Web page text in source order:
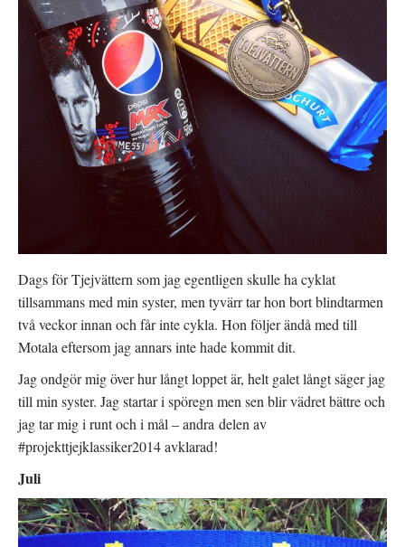
Dags för Tjejvättern som jag egentligen skulle ha cyklat
tillsammans med min syster, men tyvärr tar hon bort blindtarmen
två veckor innan och får inte cykla. Hon följer ändå med till
Motala eftersom jag annars inte hade kommit dit.
Jag ondgör mig över hur långt loppet är, helt galet långt säger jag
till min syster. Jag startar i spöregn men sen blir vädret bättre och
jag tar mig i runt och i mål – andra delen av
#projekttjejklassiker2014 avklarad!
Juli